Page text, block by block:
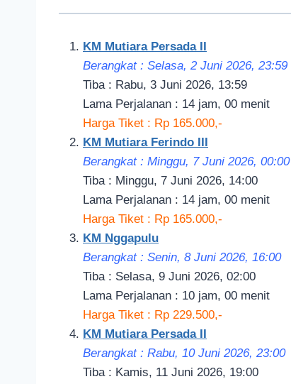
KM Mutiara Persada II
Berangkat : Selasa, 2 Juni 2026, 23:59
Tiba : Rabu, 3 Juni 2026, 13:59
Lama Perjalanan : 14 jam, 00 menit
Harga Tiket : Rp 165.000,-
KM Mutiara Ferindo III
Berangkat : Minggu, 7 Juni 2026, 00:00
Tiba : Minggu, 7 Juni 2026, 14:00
Lama Perjalanan : 14 jam, 00 menit
Harga Tiket : Rp 165.000,-
KM Nggapulu
Berangkat : Senin, 8 Juni 2026, 16:00
Tiba : Selasa, 9 Juni 2026, 02:00
Lama Perjalanan : 10 jam, 00 menit
Harga Tiket : Rp 229.500,-
KM Mutiara Persada II
Berangkat : Rabu, 10 Juni 2026, 23:00
Tiba : Kamis, 11 Juni 2026, 19:00